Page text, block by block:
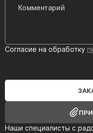
Наши специалисты с
Согласие на обработку